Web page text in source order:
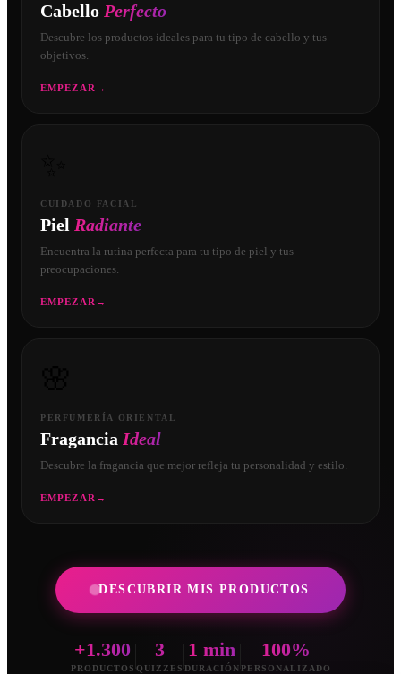
Cabello Perfecto
Descubre los productos ideales para tu tipo de cabello y tus
objetivos.
EMPEZAR →
CUIDADO FACIAL
Piel Radiante
Encuentra la rutina perfecta para tu tipo de piel y tus
preocupaciones.
EMPEZAR →
PERFUMERÍA ORIENTAL
Fragancia Ideal
Descubre la fragancia que mejor refleja tu personalidad y estilo.
EMPEZAR →
DESCUBRIR MIS PRODUCTOS
+1.300
PRODUCTOS
3
QUIZZES
1 min
DURACIÓN
100%
PERSONALIZADO